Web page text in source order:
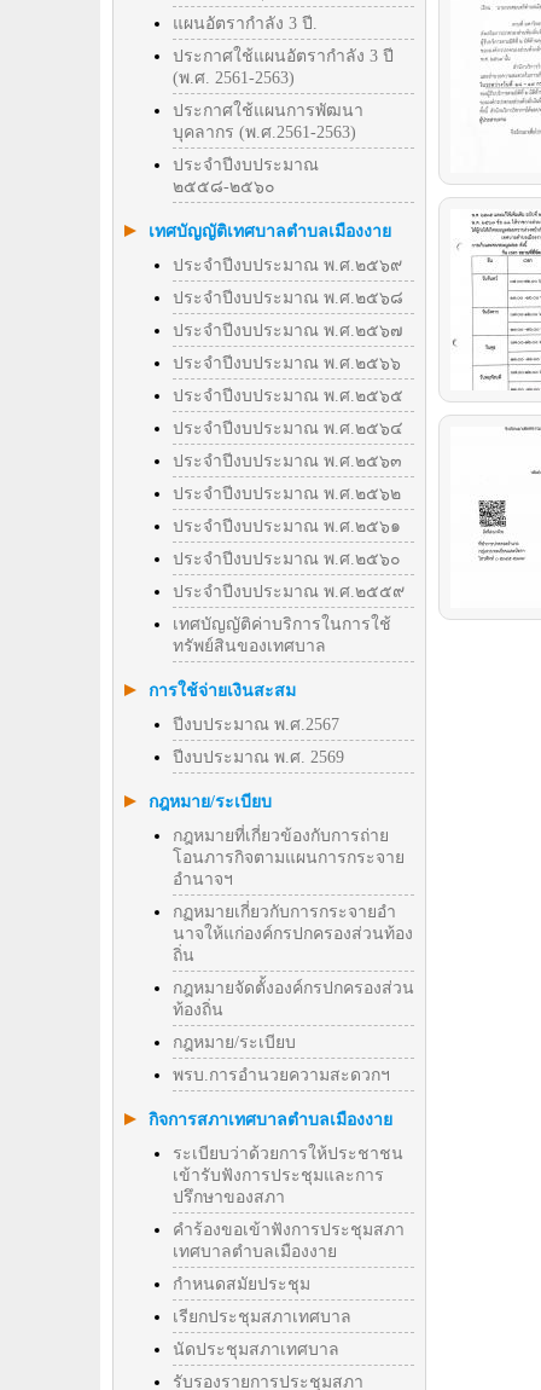
แผนอัตรากำลัง 3 ปี.
ประกาศใช้แผนอัตรากำลัง 3 ปี
(พ.ศ. 2561-2563)
ประกาศใช้แผนการพัฒนา
บุคลากร (พ.ศ.2561-2563)
ประจำปีงบประมาณ
๒๕๕๘-๒๕๖๐
เทศบัญญัติเทศบาลตำบลเมืองงาย
ประจำปีงบประมาณ พ.ศ.๒๕๖๙
ประจำปีงบประมาณ พ.ศ.๒๕๖๘
ประจำปีงบประมาณ พ.ศ.๒๕๖๗
ประจำปีงบประมาณ พ.ศ.๒๕๖๖
ประจำปีงบประมาณ พ.ศ.๒๕๖๕
ประจำปีงบประมาณ พ.ศ.๒๕๖๔
ประจำปีงบประมาณ พ.ศ.๒๕๖๓
ประจำปีงบประมาณ พ.ศ.๒๕๖๒
ประจำปีงบประมาณ พ.ศ.๒๕๖๑
ประจำปีงบประมาณ พ.ศ.๒๕๖๐
ประจำปีงบประมาณ พ.ศ.๒๕๕๙
เทศบัญญัติค่าบริการในการใช้
ทรัพย์สินของเทศบาล
การใช้จ่ายเงินสะสม
ปีงบประมาณ พ.ศ.2567
ปีงบประมาณ พ.ศ. 2569
กฎหมาย/ระเบียบ
กฎหมายที่เกี่ยวข้องกับการถ่าย
โอนภารกิจตามแผนการกระจาย
อำนาจฯ
กฏหมายเกี่ยวกับการกระจายอำ
นาจให้แก่องค์กรปกครองส่วนท้อง
ถิ่น
กฎหมายจัดตั้งองค์กรปกครองส่วน
ท้องถิ่น
กฎหมาย/ระเบียบ
พรบ.การอำนวยความสะดวกฯ
กิจการสภาเทศบาลตำบลเมืองงาย
ระเบียบว่าด้วยการให้ประชาชน
เข้ารับฟังการประชุมและการ
ปรึกษาของสภา
คำร้องขอเข้าฟังการประชุมสภา
เทศบาลตำบลเมืองงาย
กำหนดสมัยประชุม
เรียกประชุมสภาเทศบาล
นัดประชุมสภาเทศบาล
รับรองรายการประชุมสภา